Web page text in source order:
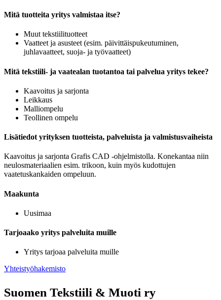
Mitä tuotteita yritys valmistaa itse?
Muut tekstiilituotteet
Vaatteet ja asusteet (esim. päivittäispukeutuminen,
juhlavaatteet, suoja- ja työvaatteet)
Mitä tekstiili- ja vaatealan tuotantoa tai palvelua yritys tekee?
Kaavoitus ja sarjonta
Leikkaus
Malliompelu
Teollinen ompelu
Lisätiedot yrityksen tuotteista, palveluista ja valmistusvaiheista
Kaavoitus ja sarjonta Grafis CAD -ohjelmistolla. Konekantaa niin
neulosmateriaalien esim. trikoon, kuin myös kudottujen
vaatetuskankaiden ompeluun.
Maakunta
Uusimaa
Tarjoaako yritys palveluita muille
Yritys tarjoaa palveluita muille
Yhteistyöhakemisto
Suomen Tekstiili & Muoti ry